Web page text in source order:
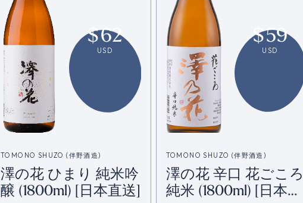
$62
USD
TOMONO SHUZO (伴野酒造)
澤の花 ひまり 純米吟
醸 (1800ml) [日本直送]
$59
USD
TOMONO SHUZO (伴野酒造)
澤の花 辛口 花ごころ
純米 (1800ml) [日本直